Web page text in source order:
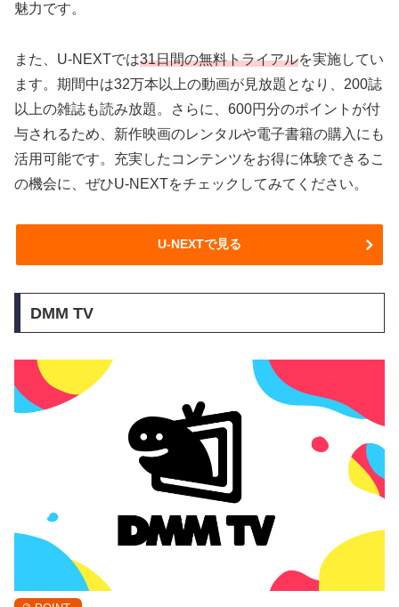
魅力です。
また、U-NEXTでは31日間の無料トライアルを実施してい
ます。期間中は32万本以上の動画が見放題となり、200誌
以上の雑誌も読み放題。さらに、600円分のポイントが付
与されるため、新作映画のレンタルや電子書籍の購入にも
活用可能です。充実したコンテンツをお得に体験できるこ
の機会に、ぜひU-NEXTをチェックしてみてください。
U-NEXTで見る
DMM TV